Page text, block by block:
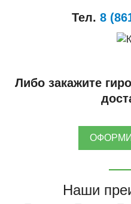
Тел. 8
Либо закажите
Наши